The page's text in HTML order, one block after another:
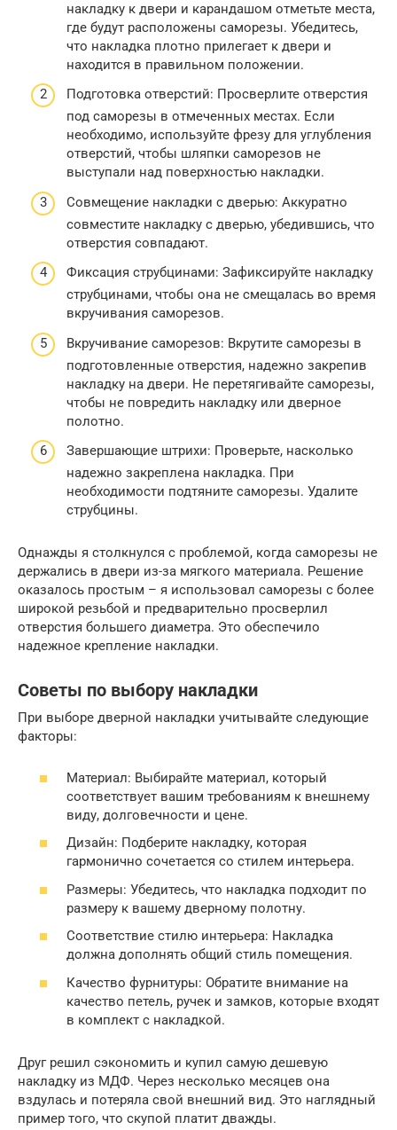
накладку к двери и карандашом отметьте места,
где будут расположены саморезы. Убедитесь,
что накладка плотно прилегает к двери и
находится в правильном положении.
Подготовка отверстий: Просверлите отверстия
под саморезы в отмеченных местах. Если
необходимо, используйте фрезу для углубления
отверстий, чтобы шляпки саморезов не
выступали над поверхностью накладки.
Совмещение накладки с дверью: Аккуратно
совместите накладку с дверью, убедившись, что
отверстия совпадают.
Фиксация струбцинами: Зафиксируйте накладку
струбцинами, чтобы она не смещалась во время
вкручивания саморезов.
Вкручивание саморезов: Вкрутите саморезы в
подготовленные отверстия, надежно закрепив
накладку на двери. Не перетягивайте саморезы,
чтобы не повредить накладку или дверное
полотно.
Завершающие штрихи: Проверьте, насколько
надежно закреплена накладка. При
необходимости подтяните саморезы. Удалите
струбцины.
Однажды я столкнулся с проблемой, когда саморезы не
держались в двери из-за мягкого материала. Решение
оказалось простым – я использовал саморезы с более
широкой резьбой и предварительно просверлил
отверстия большего диаметра. Это обеспечило
надежное крепление накладки.
Советы по выбору накладки
При выборе дверной накладки учитывайте следующие
факторы:
Материал: Выбирайте материал, который
соответствует вашим требованиям к внешнему
виду, долговечности и цене.
Дизайн: Подберите накладку, которая
гармонично сочетается со стилем интерьера.
Размеры: Убедитесь, что накладка подходит по
размеру к вашему дверному полотну.
Соответствие стилю интерьера: Накладка
должна дополнять общий стиль помещения.
Качество фурнитуры: Обратите внимание на
качество петель, ручек и замков, которые входят
в комплект с накладкой.
Друг решил сэкономить и купил самую дешевую
накладку из МДФ. Через несколько месяцев она
вздулась и потеряла свой внешний вид. Это наглядный
пример того, что скупой платит дважды.